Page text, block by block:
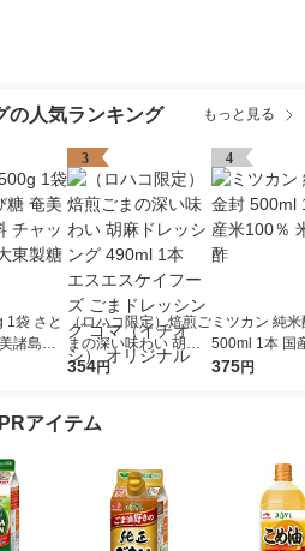
の人気ランキング もっと見る
1袋 さと
諸島産
付き袋
3
（ロハコ限定）焙煎ご
まの深い味わい 胡麻
ドレッシング 490ml 1
ゴマ（イチオシ） オ
354円
4
ミツカン 純
500ml 1本 国
0％ 米酢 食酢
375円
アイテム